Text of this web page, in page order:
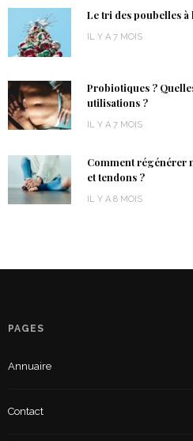
Le tri des poubelles à
IL Y A 7 MOIS
Probiotiques ?
utilisations ?
IL Y A 7 MOIS
Comment régénérer
et tendons ?
IL Y A 8 MOIS
PAGES
Annuaire
Contact